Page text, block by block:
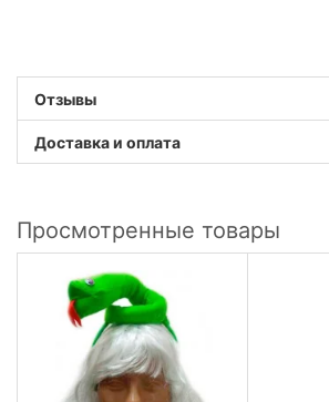
Отзывы
Доставка и оплата
Просмотренные товары